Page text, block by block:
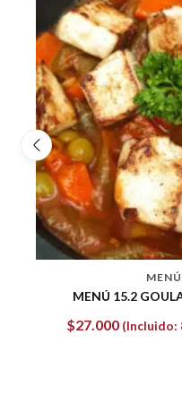
MENÚ
$30.240 (Incluido: